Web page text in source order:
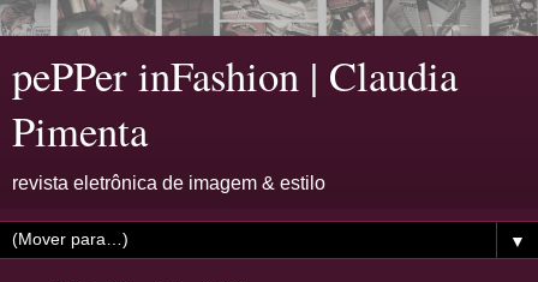
pePPer inFashion | Claudia
Pimenta
revista eletrônica de imagem & estilo
▼